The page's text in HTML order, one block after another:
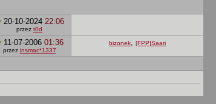
20-10-2024 22:06
przez t0d
11-07-2006 01:36
przez insmac*1337
bizonek, [FPP]Saari